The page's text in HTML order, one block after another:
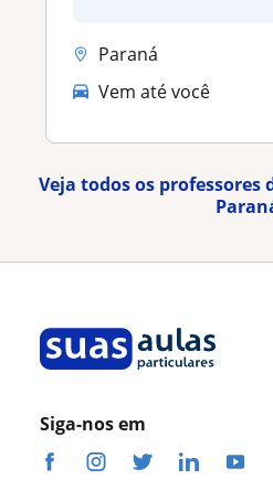
Paraná
Vem até você
Veja todos os professores
Siga-nos em